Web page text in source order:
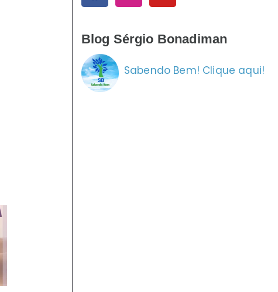
Blog Sérgio Bonadiman
Sabendo Bem! Clique aqui!